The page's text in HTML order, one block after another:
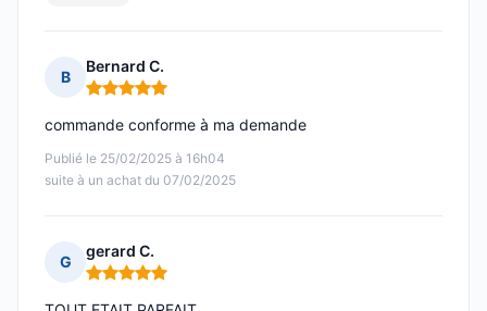
B
Bernard C.
Note : 5 sur 5
Publié le 25/02/2025 à 16h04
suite à un achat du 07/02/2025
commande conforme à ma demande
G
gerard C.
Note : 5 sur 5